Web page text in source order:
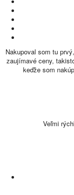
Nakupoval som tu
zaujímavé ceny,
keďže som
Veľmi